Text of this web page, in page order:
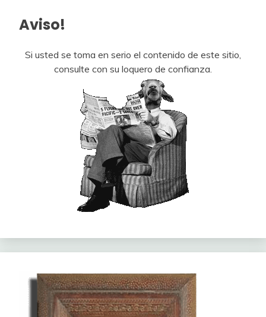
Aviso!
Si usted se toma en serio el contenido de este sitio,
consulte con su loquero de confianza.